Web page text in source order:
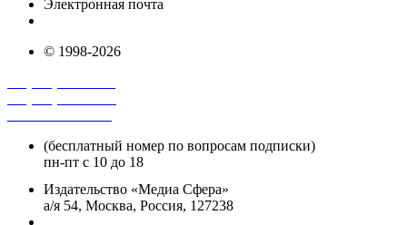
Электронная почта
© 1998-2026
(бесплатный номер по вопросам подписки)
пн-пт с 10 до 18
Издательство «Медиа Сфера»
а/я 54, Москва, Россия, 127238